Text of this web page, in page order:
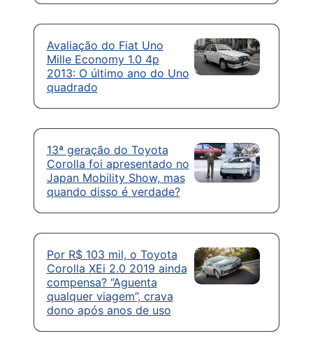
Avaliação do Fiat Uno
Mille Economy 1.0 4p
2013: O último ano do Uno
quadrado
13ª geração do Toyota
Corolla foi apresentado no
Japan Mobility Show, mas
quando disso é verdade?
Por R$ 103 mil, o Toyota
Corolla XEi 2.0 2019 ainda
compensa? “Aguenta
qualquer viagem”, crava
dono após anos de uso